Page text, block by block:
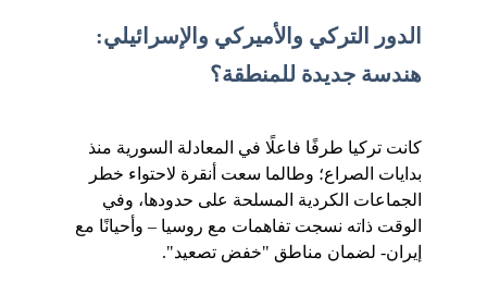
الدور التركي والأميركي والإسرائيلي:
هندسة جديدة للمنطقة؟
كانت تركيا طرفًا فاعلًا في المعادلة السورية منذ
بدايات الصراع؛ وطالما سعت أنقرة لاحتواء خطر
الجماعات الكردية المسلحة على حدودها، وفي
الوقت ذاته نسجت تفاهمات مع روسيا – وأحيانًا مع
إيران- لضمان مناطق "خفض تصعيد".